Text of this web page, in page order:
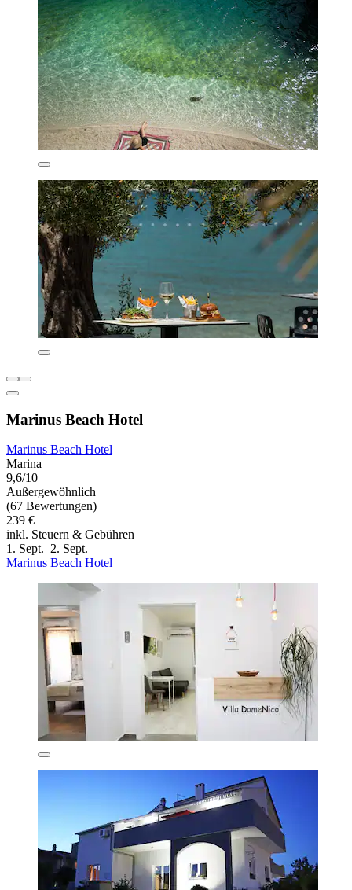
Marinus Beach Hotel
Marinus Beach Hotel
Marina
9,6/10
Außergewöhnlich
(67 Bewertungen)
239 €
inkl. Steuern & Gebühren
1. Sept.–2. Sept.
Marinus Beach Hotel